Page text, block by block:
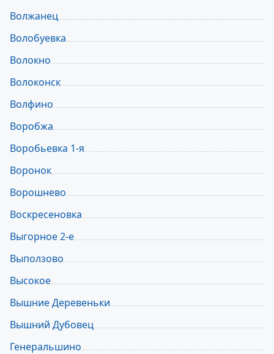
Волжанец
Волобуевка
Волокно
Волоконск
Волфино
Воробжа
Воробьевка 1-я
Воронок
Ворошнево
Воскресеновка
Выгорное 2-е
Выползово
Высокое
Вышние Деревеньки
Вышний Дубовец
Генеральшино